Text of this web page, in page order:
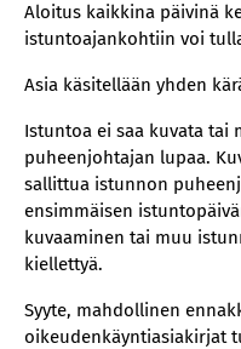
Aloitus kaikkina päivinä
istuntoajankohtiin voi
Asia käsitellään yhden
Istuntoa ei saa kuvata tai
puheenjohtajan lupaa.
sallittua istunnon
ensimmäisen
kuvaaminen tai muu
kiellettyä.
Syyte, mahdollinen
oikeudenkäyntiasiakirjat